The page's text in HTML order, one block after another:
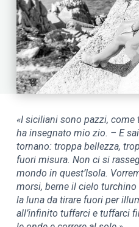
«I siciliani sono pazzi,
ha insegnato mio zio. – E
tornano: troppa bellezza,
fuori misura. Non ci si
mondo in quest’Isola.
morsi, berne il cielo
la luna da tirare fuori per
all’infinito tuffarci e tuffarci